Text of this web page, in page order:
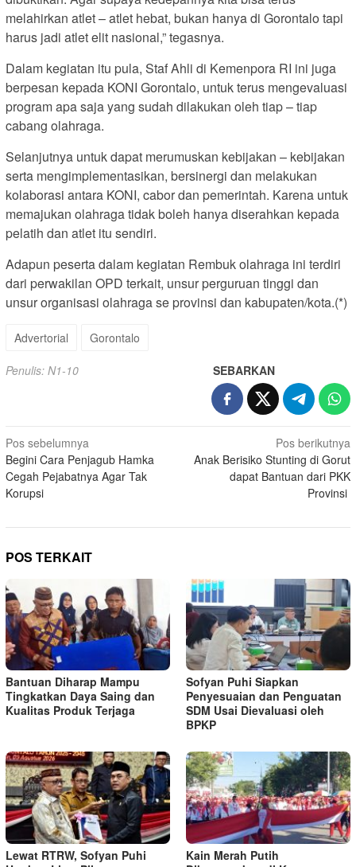
melahirkan atlet – atlet hebat, bukan hanya di Gorontalo tapi
harus jadi atlet elit nasional,” tegasnya.
Dalam kegiatan itu pula, Staf Ahli di Kemenpora RI ini juga
berpesan kepada KONI Gorontalo, untuk terus mengevaluasi
program apa saja yang sudah dilakukan oleh tiap – tiap
cabang olahraga.
Selanjutnya untuk dapat merumuskan kebijakan – kebijakan
serta mengimplementasikan, bersinergi dan melakukan
kolaborasi antara KONI, cabor dan pemerintah. Karena untuk
memajukan olahraga tidak boleh hanya diserahkan kepada
pelatih dan atlet itu sendiri.
Adapun peserta dalam kegiatan Rembuk olahraga ini terdiri
dari perwakilan OPD terkait, unsur perguruan tinggi dan
unsur organisasi olahraga se provinsi dan kabupaten/kota.(*)
Advertorial Gorontalo
Penulis: N1-10 SEBARKAN
Navigasi
pos
Pos sebelumnya
Begini Cara Penjagub Hamka
Cegah Pejabatnya Agar Tak
Korupsi
Pos berikutnya
Anak Berisiko Stunting di Gorut
dapat Bantuan dari PKK
Provinsi
POS TERKAIT
Bantuan Diharap Mampu
Tingkatkan Daya Saing dan
Kualitas Produk Terjaga
Sofyan Puhi Siapkan
Penyesuaian dan Penguatan
SDM Usai Dievaluasi oleh
BPKP
Lewat RTRW, Sofyan Puhi
Kain Merah Putih